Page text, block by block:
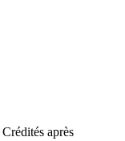
Crédités après